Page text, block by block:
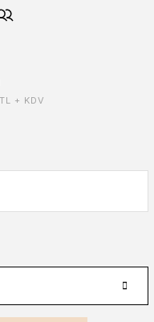
+ KDV